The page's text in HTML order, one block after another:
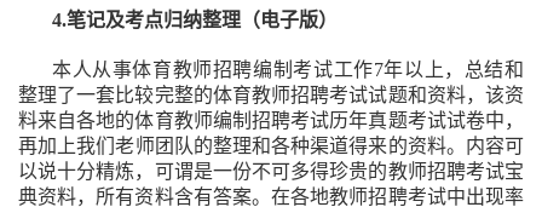
4.笔记及考点归纳整理（电子版）
本人从事体育教师招聘编制考试工作7年以上，总结和
整理了一套比较完整的体育教师招聘考试试题和资料，该资
料来自各地的体育教师编制招聘考试历年真题考试试卷中，
再加上我们老师 团队的整理和各种渠道得来的资料。内容可
以说十分精炼，可谓是一份不可多得珍贵的教师招聘考试宝
典资料，所有资料含有答案。在各地教师招聘考试中出现率